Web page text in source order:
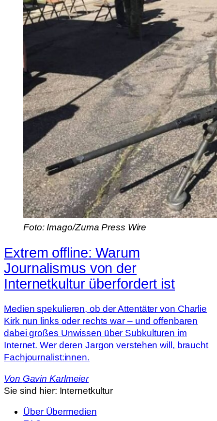
Foto: Imago/Zuma Press Wire
Extrem offline: Warum
Journalismus von der
Internetkultur überfordert ist
Medien spekulieren, ob der Attentäter von Charlie
Kirk nun links oder rechts war – und offenbaren
dabei großes Unwissen über Subkulturen im
Internet. Wer deren Jargon verstehen will, braucht
Fachjournalist:innen.
Von Gavin Karlmeier
Sie sind hier: Internetkultur
Über Übermedien